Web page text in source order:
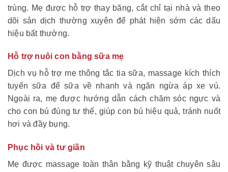
trùng. Mẹ được hỗ trợ thay băng, cắt chỉ tại nhà và theo
dõi sản dịch thường xuyên để phát hiện sớm các dấu
hiệu bất thường.
Hỗ trợ nuôi con bằng sữa mẹ
Dịch vụ hỗ trợ mẹ thông tắc tia sữa, massage kích thích
tuyến sữa để sữa về nhanh và ngăn ngừa áp xe vú.
Ngoài ra, mẹ được hướng dẫn cách chăm sóc ngực và
cho con bú đúng tư thế, giúp con bú hiệu quả, tránh nuốt
hơi và đầy bụng.
Phục hồi và tư giãn
Mẹ được massage toàn thân bằng kỹ thuật chuyên sâu